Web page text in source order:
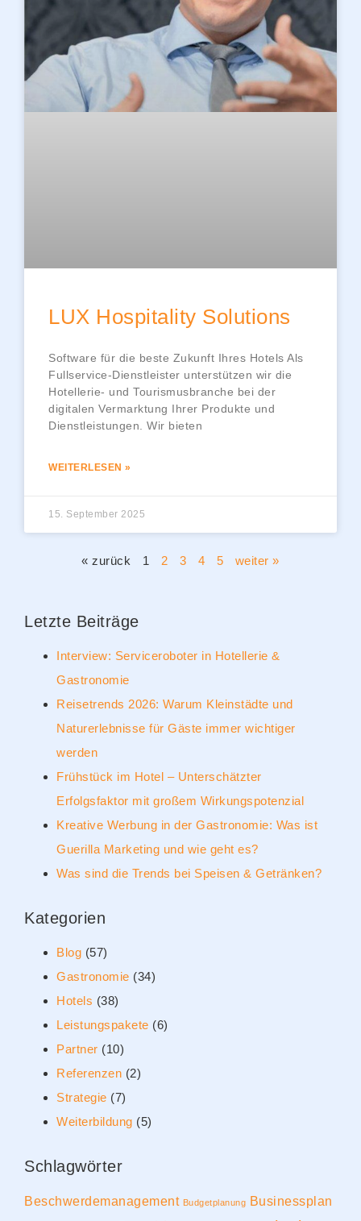
LUX Hospitality Solutions
Software für die beste Zukunft Ihres Hotels Als
Fullservice-Dienstleister unterstützen wir die
Hotellerie- und Tourismusbranche bei der
digitalen Vermarktung Ihrer Produkte und
Dienstleistungen. Wir bieten
WEITERLESEN »
15. September 2025
« zurück 1 2 3 4 5 weiter »
Letzte Beiträge
Interview: Serviceroboter in Hotellerie &
Gastronomie
Reisetrends 2026: Warum Kleinstädte und
Naturerlebnisse für Gäste immer wichtiger
werden
Frühstück im Hotel – Unterschätzter
Erfolgsfaktor mit großem Wirkungspotenzial
Kreative Werbung in der Gastronomie: Was ist
Guerilla Marketing und wie geht es?
Was sind die Trends bei Speisen & Getränken?
Kategorien
Blog (57)
Gastronomie (34)
Hotels (38)
Leistungspakete (6)
Partner (10)
Referenzen (2)
Strategie (7)
Weiterbildung (5)
Schlagwörter
Beschwerdemanagement Budgetplanung Businessplan